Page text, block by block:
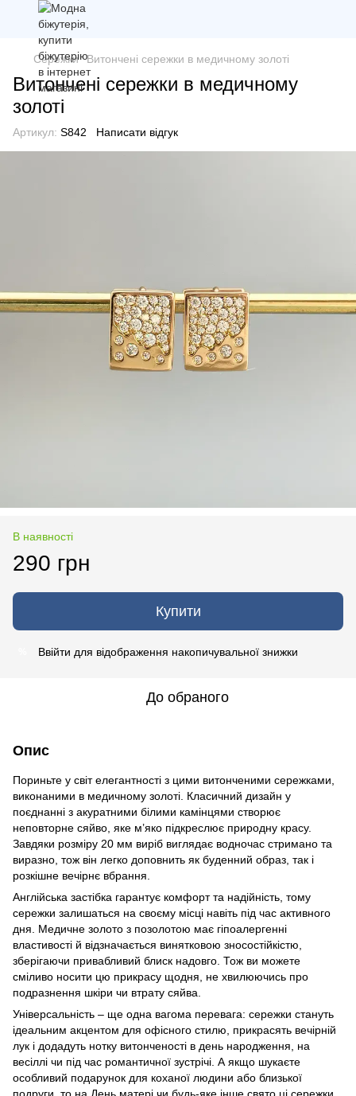
Сережки Витончені сережки в медичному золоті
Витончені сережки в медичному
золоті
Артикул: S842 Написати відгук
В наявності
290 грн
Купити
Ввійти для відображення накопичувальної знижки
До обраного
Опис
Пориньте у світ елегантності з цими витонченими сережками,
виконаними в медичному золоті. Класичний дизайн у
поєднанні з акуратними білими камінцями створює
неповторне сяйво, яке м’яко підкреслює природну красу.
Завдяки розміру 20 мм виріб виглядає водночас стримано та
виразно, тож він легко доповнить як буденний образ, так і
розкішне вечірнє вбрання.
Англійська застібка гарантує комфорт та надійність, тому
сережки залишаться на своєму місці навіть під час активного
дня. Медичне золото з позолотою має гіпоалергенні
властивості й відзначається винятковою зносостійкістю,
зберігаючи привабливий блиск надовго. Тож ви можете
сміливо носити цю прикрасу щодня, не хвилюючись про
подразнення шкіри чи втрату сяйва.
Універсальність – ще одна вагома перевага: сережки стануть
ідеальним акцентом для офісного стилю, прикрасять вечірній
лук і додадуть нотку витонченості в день народження, на
весіллі чи під час романтичної зустрічі. А якщо шукаєте
особливий подарунок для коханої людини або близької